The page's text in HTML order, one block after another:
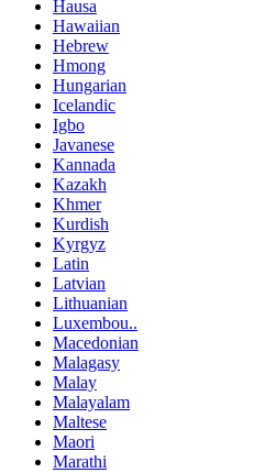
Hausa
Hawaiian
Hebrew
Hmong
Hungarian
Icelandic
Igbo
Javanese
Kannada
Kazakh
Khmer
Kurdish
Kyrgyz
Latin
Latvian
Lithuanian
Luxembou..
Macedonian
Malagasy
Malay
Malayalam
Maltese
Maori
Marathi